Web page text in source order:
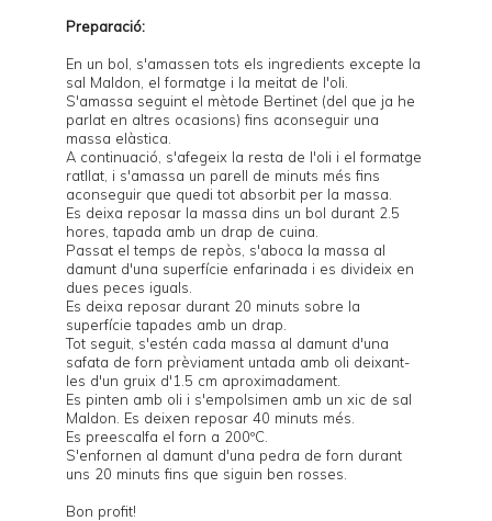
Preparació:
En un bol, s'amassen tots els ingredients excepte la
sal Maldon, el formatge i la meitat de l'oli.
S'amassa seguint el mètode Bertinet (del que ja he
parlat en altres ocasions) fins aconseguir una
massa elàstica.
A continuació, s'afegeix la resta de l'oli i el formatge
ratllat, i s'amassa un parell de minuts més fins
aconseguir que quedi tot absorbit per la massa.
Es deixa reposar la massa dins un bol durant 2.5
hores, tapada amb un drap de cuina.
Passat el temps de repòs, s'aboca la massa al
damunt d'una superfície enfarinada i es divideix en
dues peces iguals.
Es deixa reposar durant 20 minuts sobre la
superfície tapades amb un drap.
Tot seguit, s'estén cada massa al damunt d'una
safata de forn prèviament untada amb oli deixant-
les d'un gruix d'1.5 cm aproximadament.
Es pinten amb oli i s'empolsimen amb un xic de sal
Maldon. Es deixen reposar 40 minuts més.
Es preescalfa el forn a 200ºC.
S'enfornen al damunt d'una pedra de forn durant
uns 20 minuts fins que siguin ben rosses.
Bon profit!